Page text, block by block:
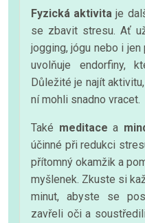
Fyzická aktivita je
se zbavit stresu. Ať
jogging, jógu nebo i
uvolňuje endorfiny,
Důležité je najít
ní mohli snadno vracet.
Také meditace a
účinné při redukci
přítomný okamžik a
myšlenek. Zkuste si
minut, abyste se
zavřeli oči a